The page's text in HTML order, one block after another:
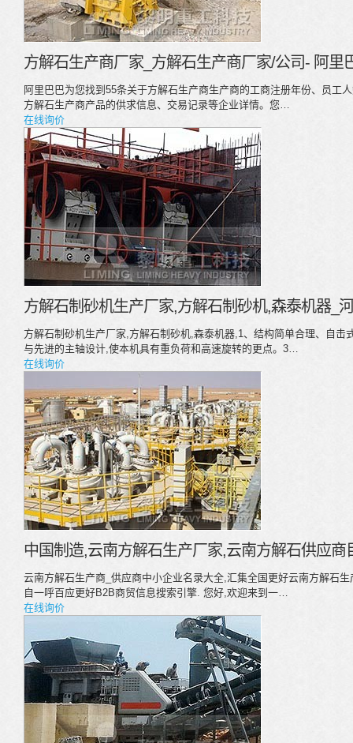
方解石生产商厂家_方解石生产商厂家/公司- 阿里
阿里巴巴为您找到55条关于方解石生产商生产商的工商注册年份、员工
方解石生产商产品的供求信息、交易记录等企业详情。您…
在线询价
方解石制砂机生产厂家,方解石制砂机,森泰机器_
方解石制砂机生产厂家,方解石制砂机,森泰机器,1、结构简单合理、自击
与先进的主轴设计,使本机具有重负荷和高速旋转的更点。3…
在线询价
中国制造,云南方解石生产厂家,云南方解石供应
云南方解石生产商_供应商中小企业名录大全,汇集全国更好云南方解石
自一呼百应更好B2B商贸信息搜索引擎. 您好,欢迎来到一…
在线询价